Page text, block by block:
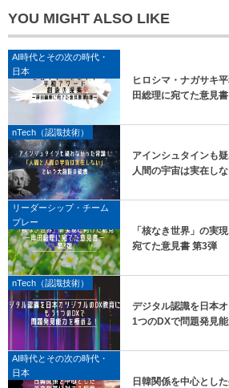
YOU MIGHT ALSO LIKE
AI時代とその次の時代・
日本
ヒロシマ・ナガサキ
田総理に宛てた意見
nTech（認識技術）
アインシュタインも
人間の宇宙は実在し
リーダーシップ・チーム
プレー
「核なき世界」の実
宛てた意見書 第3弾
nTech（認識技術）
デジタル認識を日本
1つのDXで問題発見能
AI時代とその次の時代・
日本
日韓関係を中心とし